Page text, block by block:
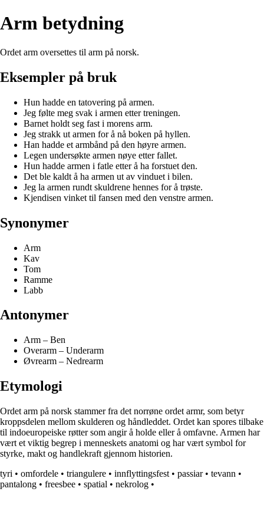
Arm betydning
Ordet arm oversettes til arm på norsk.
Eksempler på bruk
Hun hadde en tatovering på armen.
Jeg følte meg svak i armen etter treningen.
Barnet holdt seg fast i morens arm.
Jeg strakk ut armen for å nå boken på hyllen.
Han hadde et armbånd på den høyre armen.
Legen undersøkte armen nøye etter fallet.
Hun hadde armen i fatle etter å ha forstuet den.
Det ble kaldt å ha armen ut av vinduet i bilen.
Jeg la armen rundt skuldrene hennes for å trøste.
Kjendisen vinket til fansen med den venstre armen.
Synonymer
Arm
Kav
Tom
Ramme
Labb
Antonymer
Arm – Ben
Overarm – Underarm
Øvrearm – Nedrearm
Etymologi
Ordet arm på norsk stammer fra det norrøne ordet armr, som betyr
kroppsdelen mellom skulderen og håndleddet. Ordet kan spores tilbake
til indoeuropeiske røtter som angir å holde eller å omfavne. Armen har
vært et viktig begrep i menneskets anatomi og har vært symbol for
styrke, makt og handlekraft gjennom historien.
tyri • omfordele • triangulere • innflyttingsfest • passiar• tevann •
pantalong • freesbee • spatial • nekrolog •